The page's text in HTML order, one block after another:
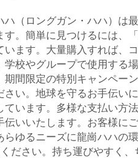
（ロングガン・ハハ）は
。簡単に見つけるには、
ます。大量購入すれば、
校やグループで使用する
間限定の特別キャンペー
い。地球を守るお手伝い
います。多様な支払い方
いいたします。お客様に
ゆるニーズに龍崗ハハ
ださい。持ち運びやすく